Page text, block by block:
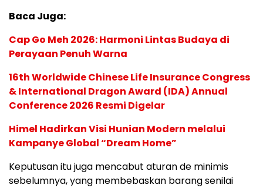
Baca Juga:
Cap Go Meh 2026: Harmoni Lintas Budaya di
Perayaan Penuh Warna
16th Worldwide Chinese Life Insurance Congress
& International Dragon Award (IDA) Annual
Conference 2026 Resmi Digelar
Himel Hadirkan Visi Hunian Modern melalui
Kampanye Global “Dream Home”
Keputusan itu juga mencabut aturan de minimis
sebelumnya, yang membebaskan barang senilai